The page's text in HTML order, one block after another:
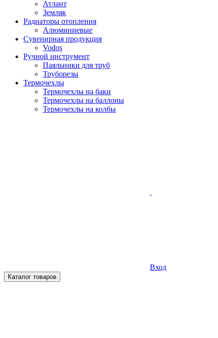
Атлант
Земляк
Радиаторы отопления
Алюминиевые
Сувенирная продукция
Vodos
Ручной инструмент
Паяльники для труб
Труборезы
Термочехлы
Термочехлы на баки
Термочехлы на баллоны
Термочехлы на колбы
Вход
Каталог товаров